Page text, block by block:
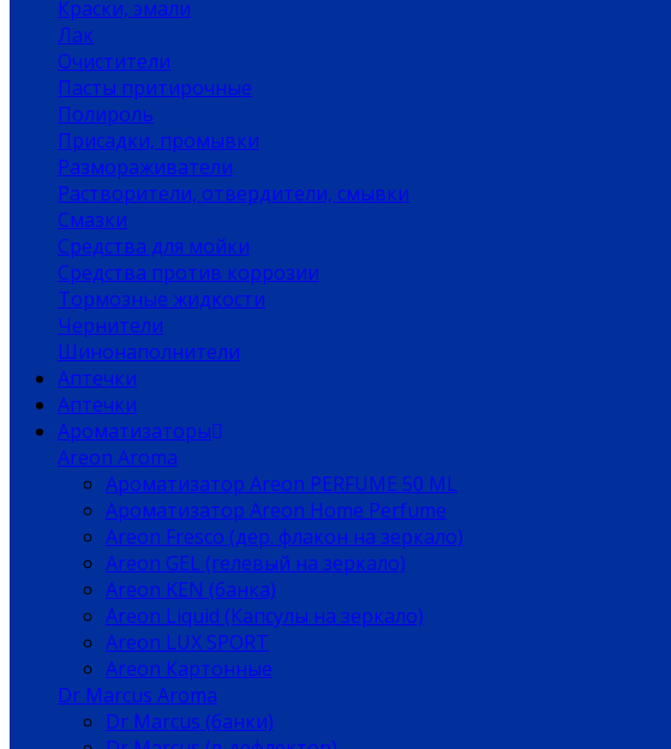
Краски, эмали
Лак
Очистители
Пасты притирочные
Полироль
Присадки, промывки
Размораживатели
Растворители, отвердители, смывки
Смазки
Средства для мойки
Средства против коррозии
Тормозные жидкости
Чернители
Шинонаполнители
Аптечки
Аптечки
Ароматизаторы
Areon Aroma
Ароматизатор Areon PERFUME 50 ML
Ароматизатор Areon Home Perfume
Areon Fresco (дер. флакон на зеркало)
Areon GEL (гелевый на зеркало)
Areon KEN (банка)
Areon Liquid (Капсулы на зеркало)
Areon LUX SPORT
Areon Картонные
Dr Marcus Aroma
Dr Marcus (банки)